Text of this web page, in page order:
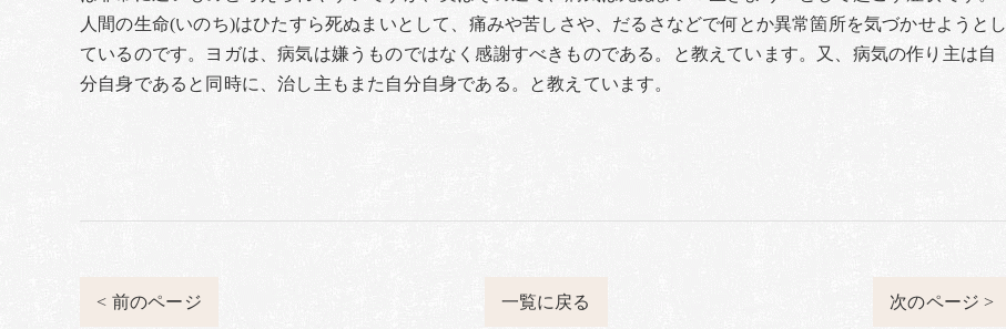
人間の生命(いのち)はひたすら死ぬまいとして、痛みや苦しさや、だるさなどで何とか異常箇所を気づかせようとし
ているのです。ヨガは、病気は嫌うものではなく感謝すべきものである。と教えています。又、病気の作り主は自
分自身であると同時に、治し主もまた自分自身である。と教えています。
< 前のページ 一覧に戻る 次のページ >